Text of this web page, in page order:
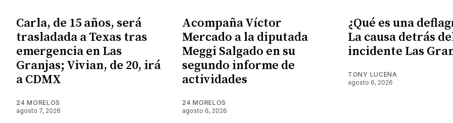
Carla, de 15 años, será
trasladada a Texas tras
emergencia en Las
Granjas; Vivian, de 20, irá
a CDMX
24 MORELOS
agosto 7, 2026
Acompaña Víctor
Mercado a la diputada
Meggi Salgado en su
segundo informe de
actividades
24 MORELOS
agosto 6, 2026
¿Qué es una
La causa detrás
incidente Las
TONY LUCENA
agosto 6, 2026